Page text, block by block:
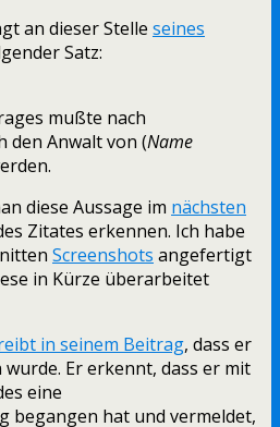
an dieser Stelle seines
Satz:
mußte nach
den Anwalt von (Name
diese Aussage im nächsten
Zitates erkennen. Ich habe
Screenshots angefertigt
in Kürze überarbeitet
in seinem Beitrag, dass er
Er erkennt, dass er mit
eine
begangen hat und vermeldet,